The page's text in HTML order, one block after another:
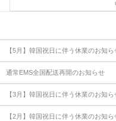
【5月】韓国祝日に伴う休業のお知ら
通常EMS全国配送再開のお知らせ
【3月】韓国祝日に伴う休業のお知ら
【2月】韓国祝日に伴う休業のお知ら